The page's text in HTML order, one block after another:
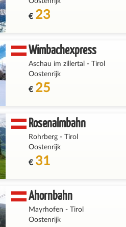
€ 23
Wimbachexpress
Aschau im zillertal -
Tirol
Oostenrijk
€ 25
Rosenalmbahn
Rohrberg -Tirol
Oostenrijk
€ 31
Ahornbahn
Mayrhofen -
Tirol
Oostenrijk